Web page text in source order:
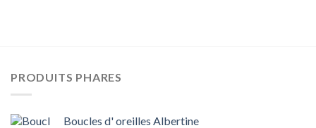
PRODUITS PHARES
Boucles d' oreilles Albertine